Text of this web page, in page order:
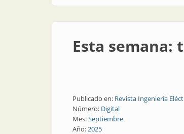
Esta semana:
Publicado en: Revista Ingeniería
Número: Digital
Mes:Septiembre
Año:2025